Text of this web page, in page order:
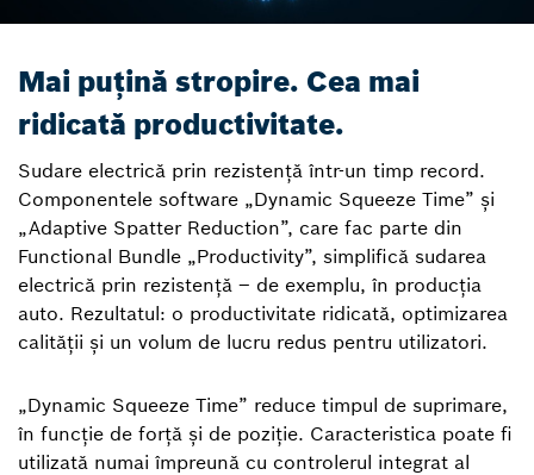
Mai puțină stropire. Cea mai
ridicată productivitate.
Sudare electrică prin rezistență într-un timp record.
Componentele software „Dynamic Squeeze Time” și
„Adaptive Spatter Reduction”, care fac parte din
Functional Bundle „Productivity”, simplifică sudarea
electrică prin rezistență – de exemplu, în producția
auto. Rezultatul: o productivitate ridicată, optimizarea
calității și un volum de lucru redus pentru utilizatori.
„Dynamic Squeeze Time” reduce timpul de suprimare,
în funcție de forță și de poziție. Caracteristica poate fi
utilizată numai împreună cu controlerul integrat al